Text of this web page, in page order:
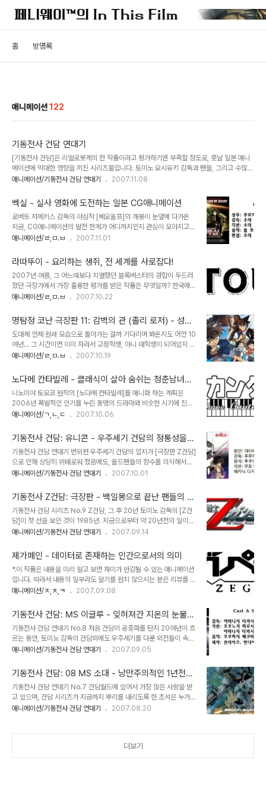
홈 방명록
애니메이션122
기동전사 건담 연대기
[기동전사 건담]은 리얼로봇계의 한 작품이라고 평가하기엔 부족할 정도로, 훗날 일본 애니
메이션에 막대한 영향을 끼친 시리즈물입니다. 토미노 요시유키 감독과 팬들, 그리고 수많은
애니메이터들이 가담해 형성시킨 거대한 '건담월드'는 다른 로봇 애니메이션이 가지지 못한
계속 커져가고 있습니다. 사실상 그 많은 건담 시리즈를 다 다룬다는 것은 무리라고 생각됩
니다. 건담에 대한 전체적인 내용을 접하시려면 건담만을 전문적으로 다룬 사이트나 블로그
도 여럿되니 그쪽을 방문하시는게 더 도움이 될겁니다. 저는 [기동전사 건담]중에서도 오리
지널 계열에 속하는 '우주세기' 건담만을 다루고자 합니다. 이미 다 알고 있는 내용일 수도 있
지만..
애니메이션/기동전사 건담 연대기 2007.11.08
벡실 - 실사 영화에 도전하는 일본 CG애니메이션
로버트 저메키스 감독의 야심작 [베오울프]의 개봉이 눈앞에 다가온
지금, CG애니메이션의 발전 한계가 어디까지인지 관심이 모아지고
있다. 이미 픽사 스튜디오의 사례를 통해서도 알 수 있듯이 이제 CG
본과 미국은 발전가능성이 무한한 이 시장에서 서로 앞다투어 경쟁을
하고 있는데, [파이널 판타지]를 발표하면서 경이적인 기술력을 자랑
한 일본이지만 시장성에 있어서는 아직 미국내의 애니메이션을 따라
잡지 못하고 있다. [애플시드(2004)]는 이런 일본의 CG애니메이션
을 한 단계 도약시킨 작품이다. 동명의 작품을 리메이크한 [애플시드]
(Toonshading)기법이 그것인데, 배우의 ..
애니메이션/ㄹ,ㅁ.ㅂ 2007.11.01
라따뚜이 - 요리하는 생쥐, 전 세계를 사로잡다!
2007년 여름, 그 어느때보다 치열했던 블록버스터의 경합이 두드러
졌던 극장가에서 가장 훌륭한 평가를 받은 작품은 무엇일까? 한국에서
외화 관객동원 최고 기록을 갱신한 [트랜스포머]일까? 아니면 보기드
아니다. 놀랍게도 올 해 가장 좋은 평가를 받은 작품은 [라따뚜이]라는
애니메이션이다. 신뢰도 높은 영화 사이트 로튼토마토
(http://www.rottentomatoes.com)에서 신선도 97%의 경이적
인 평가를 받으며 최상위권에 랭크된 [라따뚜이]야 말로 올 여름 진정
한 강자의 모습을 보여준 작품이라 해도 과언이 아니다. 1.픽사의 애니
프],[니모를 찾아서],[..
애니메이션/ㄹ,ㅁ.ㅂ 2007.10.22
명탐정 코난 극장판 11: 감벽의 관 (졸리 로저) - 성장
하지 않는 시리즈의 한계
도대체 언제 원래 모습으로 돌아가는 걸까 기다리며 봐온지도 어언 10
여년... 그 시간이면 이미 자라서 고등학생, 아니 대학생이 되어있지 않
을까하는 엉뚱한 생각마저 품게 만드는 일본의 국민만화 [명탐정 코
일본 국민 다죽는거 아니냐는 우려도 그리 틀린말은 아닐텐데, 어느덧
극장판도 11기가 나왔단다. 바로 [감벽의 관 (졸리 로저)]이다. 코믹스
판이나 TV판의 특징이 사건이 터지면 주변 용의자로부터 범인을 색출
하는 탐정물의 전형적인 구조로 진행되는 반면, 극장판은 좀 더 다변화
된 모험과 이벤트, 그리고 액션이 대거 보강된 것이 특징이다. 더욱이
의 극장판은 매년 일본..
애니메이션/ㄹ,ㅁ.ㅂ 2007.10.19
노다메 칸타빌레 - 클래식이 살아 숨쉬는 청춘남녀의
성장 드라마
니노미야 토모코 원작의 [노다메 칸타빌레]를 애니화 하는 계획은
2006년 폭발적인 인기를 누린 동명의 드라마와 비슷한 시기에 진행
되었다. 물론 우에노 주리를 앞세운 실사 드라마가 한발 먼저 선을 보
이 아니라 노다메를 알고 있는 모든 팬들의 한결같은 바램이었을 것이
다. 이미 드라마 리뷰를 통해서도 소개한 바 있지만, [노다메 칸타빌
레]는 열정적인 음악도들의 청춘백서다. 사람이라면 누구나 겪는 청년
기의 방황을 음악이라는 도구를 통해 풀어나가는 이들의 사랑스런 이
야기는 작가의 재치있는 유머와 개성있는 캐릭터들의 매력이 한데 어
까운 것은 만화라는 한계 때문에 작품속에서 사용된 클래..
애니메이션/ㄱ,ㄴ,ㄷ 2007.10.06
기동전사 건담: 유니콘 - 우주세기 건담의 정통성을
살릴 기대주
기동전사 건담 연대기 번외편 우주세기 건담의 입지가 [극장판 Z건담]
으로 인해 상당히 위태로워 졌음에도, 올드팬들의 향수를 의식해서인
지, 아니면 '일년전쟁'을 빼놓고는 건담의 정체성을 유지하기 힘들다는
명칭은 [기동전사 건담 UC] ,속칭 [건담 유니콘]이다. 타이틀에 쓰인
UC가 유니콘(Unicon)의 약자이긴 하지만 동시에 우주세기
(Universal Century)의 약자이기도 하기 때문에 이 중의적인 타이
틀은 다분히 '우주세기 건담'으로의 회귀를 적극적으로 어필하려는 의
도다. 우주세기 건담으로 회귀하려는 의도가 분명한 [건담 유니콘] 하
먼저 출간된 [건담 유니콘]..
애니메이션/기동전사 건담 연대기 2007.10.01
기동전사 Z건담: 극장판 - 백일몽으로 끝난 팬들의 염
원
기동전사 건담 시리즈 No.9 Z건담, 그 후 20년 토미노 감독의 [Z건
담]이 첫 선을 보인 것이 1985년. 지금으로부터 약 20년전의 일이다.
사실상 [Z건담]은 건담의 상업적 인프라를 구축하는데 결정적인 역할
[Z건담]에 대한 애착은 토미노 감독뿐 아니라 팬들에게 있어서도 마찬
가지였다. [퍼스트 건담]과 [역습의 샤아]가 극장판으로 공개되었던만
큼, 팬들은 세월이 흐르더라도 [극장판 Z건담]이 언젠가는 토미노의
손에 의해 만들어지리라는 희망을 버리지 않았다. 그러나 이같은 바램
은 좀처럼 실현되지 않았다. 팬들의 염원과는 달리 토미노는 [역습의
담]에 이르러 그 경악스..
애니메이션/기동전사 건담 연대기 2007.09.14
제가페인 - 데이터로 존재하는 인간으로서의 의미
*.이 작품은 내용을 미리 알고 보면 재미가 반감될 수 있는 애니메이션
입니다. 따라서 내용의 일부라도 알기를 원치 않으시는 분은 리뷰를 읽
지 않기를 권합니다. 1999년 영화계의 화두는 단연 [매트릭스]였다.
말그대로 '배양'당하는 것이 현실이라는 발상은 우리의 삶 자체를 전면
으로 부정하는 것이자, 가상현실에 대한 끝없는 상상력의 산물이었다.
이 작품은 인간의 기억과 존재, 그리고 정신과 육체와의 관계에 대한
모든 가치관을 바꾸어 놓았다. 워쇼스키 형제는 [매트릭스]의 세계관
을 구상하면서 일본 애니메이션 [아키라]와 [공각기동대]를 참고하였
화가 녹아있는 [매트릭스]는 아..
애니메이션/ㅈ,ㅊ,ㅋ 2007.09.08
기동전사 건담: MS 이글루 - 잊혀져간 지온의 눈물이
여
기동전사 건담 연대기 No.8 처음 건담이 공중파를 탄지 20여년이 흐
르는 동안, 토미노 감독의 건담외에도 우주세기를 다룬 외전들이 속속
제작되면서 건담의 세계관은 다변화되어가는 양상을 띄었다. 그 중에
아군과 적군의 이분법에서 벗어나 단지 이상과 신념의 차이에 의한 전
쟁으로 규정하려는 움직임을 보인 점이다. 물론 토미노의 건담 역시 흑
백논리에 의한 극단적인 편가르기를 피해온 것이 사실이나, 기존의 리
뷰들에서 언급했듯이 토미노의 건담은 지온을 다분히 적군으로 묘사
했고, 오히려 [역습의 샤아]에 와서는 지온의 반(反)지구적인 성격이
애니메이션/기동전사 건담 연대기 2007.09.05
기동전사 건담: 08 MS 소대 - 낭만주의적인 1년전쟁
을 말하다
기동전사 건담 연대기 No.7 건담월드에 있어서 가장 많은 사랑을 받
고 있으며, 건담 시리즈가 지금까지 뿌리를 내리도록 한 초석은 누가
뭐래도 [퍼스트 건담]일 것이다 .아므로 레이의 지구연방과 샤아 아즈
로와 샤아로 대표되는 1년전쟁 에피소드 특히 [0083 스타더스트 메
애니메이션/기동전사 건담 연대기 2007.08.20
더보기